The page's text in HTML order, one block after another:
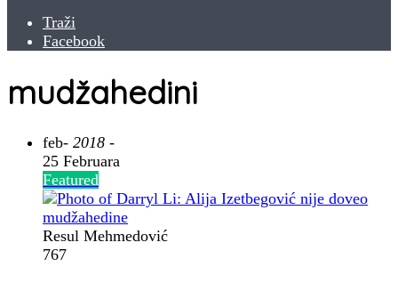
Traži
Facebook
mudžahedini
feb- 2018 -
25 Februara
Featured
Resul Mehmedović
767